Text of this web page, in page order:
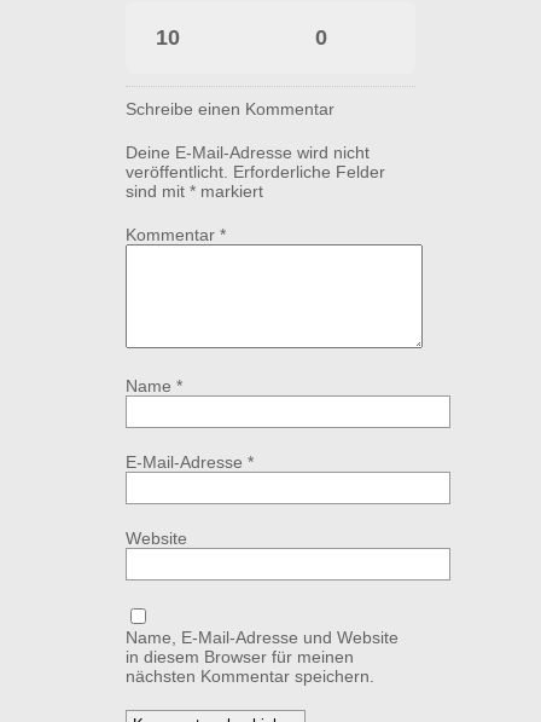
10 0
Schreibe einen Kommentar
Deine E-Mail-Adresse wird nicht
veröffentlicht. Erforderliche Felder
sind mit * markiert
Kommentar *
Name *
E-Mail-Adresse *
Website
Name, E-Mail-Adresse und Website
in diesem Browser für meinen
nächsten Kommentar speichern.